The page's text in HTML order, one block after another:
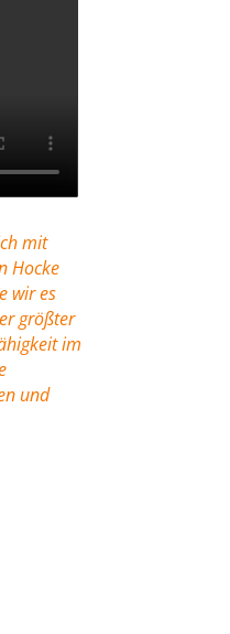
mit
Hocke
wir es
größter
im
und